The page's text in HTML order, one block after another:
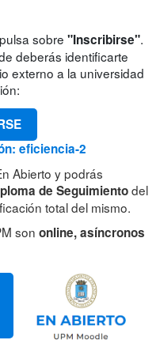
sobre "Inscribirse".
deberás identificarte
externo a la universidad
eficiencia-2
Abierto y podrás
de Seguimientodel
total del mismo.
son online, asíncronos